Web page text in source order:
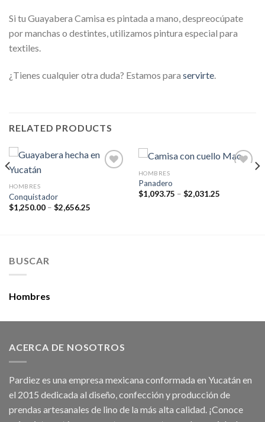
Si tu Guayabera Camisa es pintada a mano, despreocúpate
por manchas o destintes, utilizamos pintura especial para
textiles.
¿Tienes cualquier otra duda? Estamos para servirte.
RELATED PRODUCTS
HOMBRES
Conquistador
$1,250.00– $2,656.25
HOMBRES
Panadero
$1,093.75 – $2,031.25
BUSCAR
Hombres
ACERCA DE NOSOTROS
Pardiez es una empresa mexicana conformada en Yucatán en
el 2015 dedicada al diseño, confección y producción de
prendas artesanales de lino de la más alta calidad. ¡Conoce